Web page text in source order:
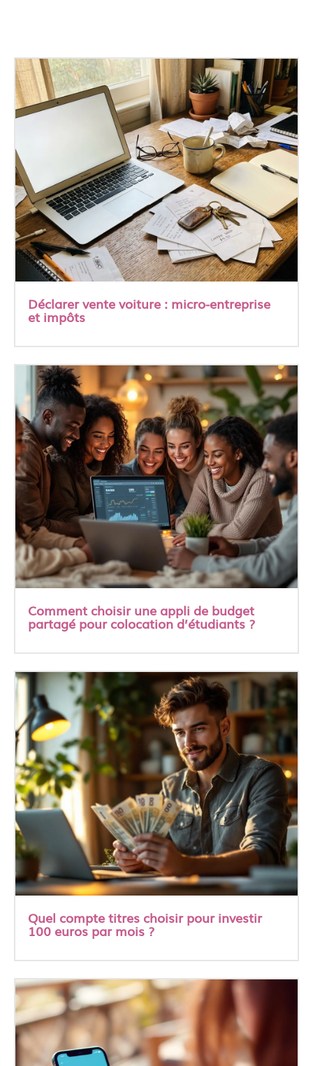
Déclarer vente voiture : micro-entreprise
et impôts
Comment choisir une appli de budget
partagé pour colocation d’étudiants ?
Quel compte titres choisir pour investir
100 euros par mois ?